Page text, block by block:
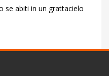
se abiti in un grattacielo